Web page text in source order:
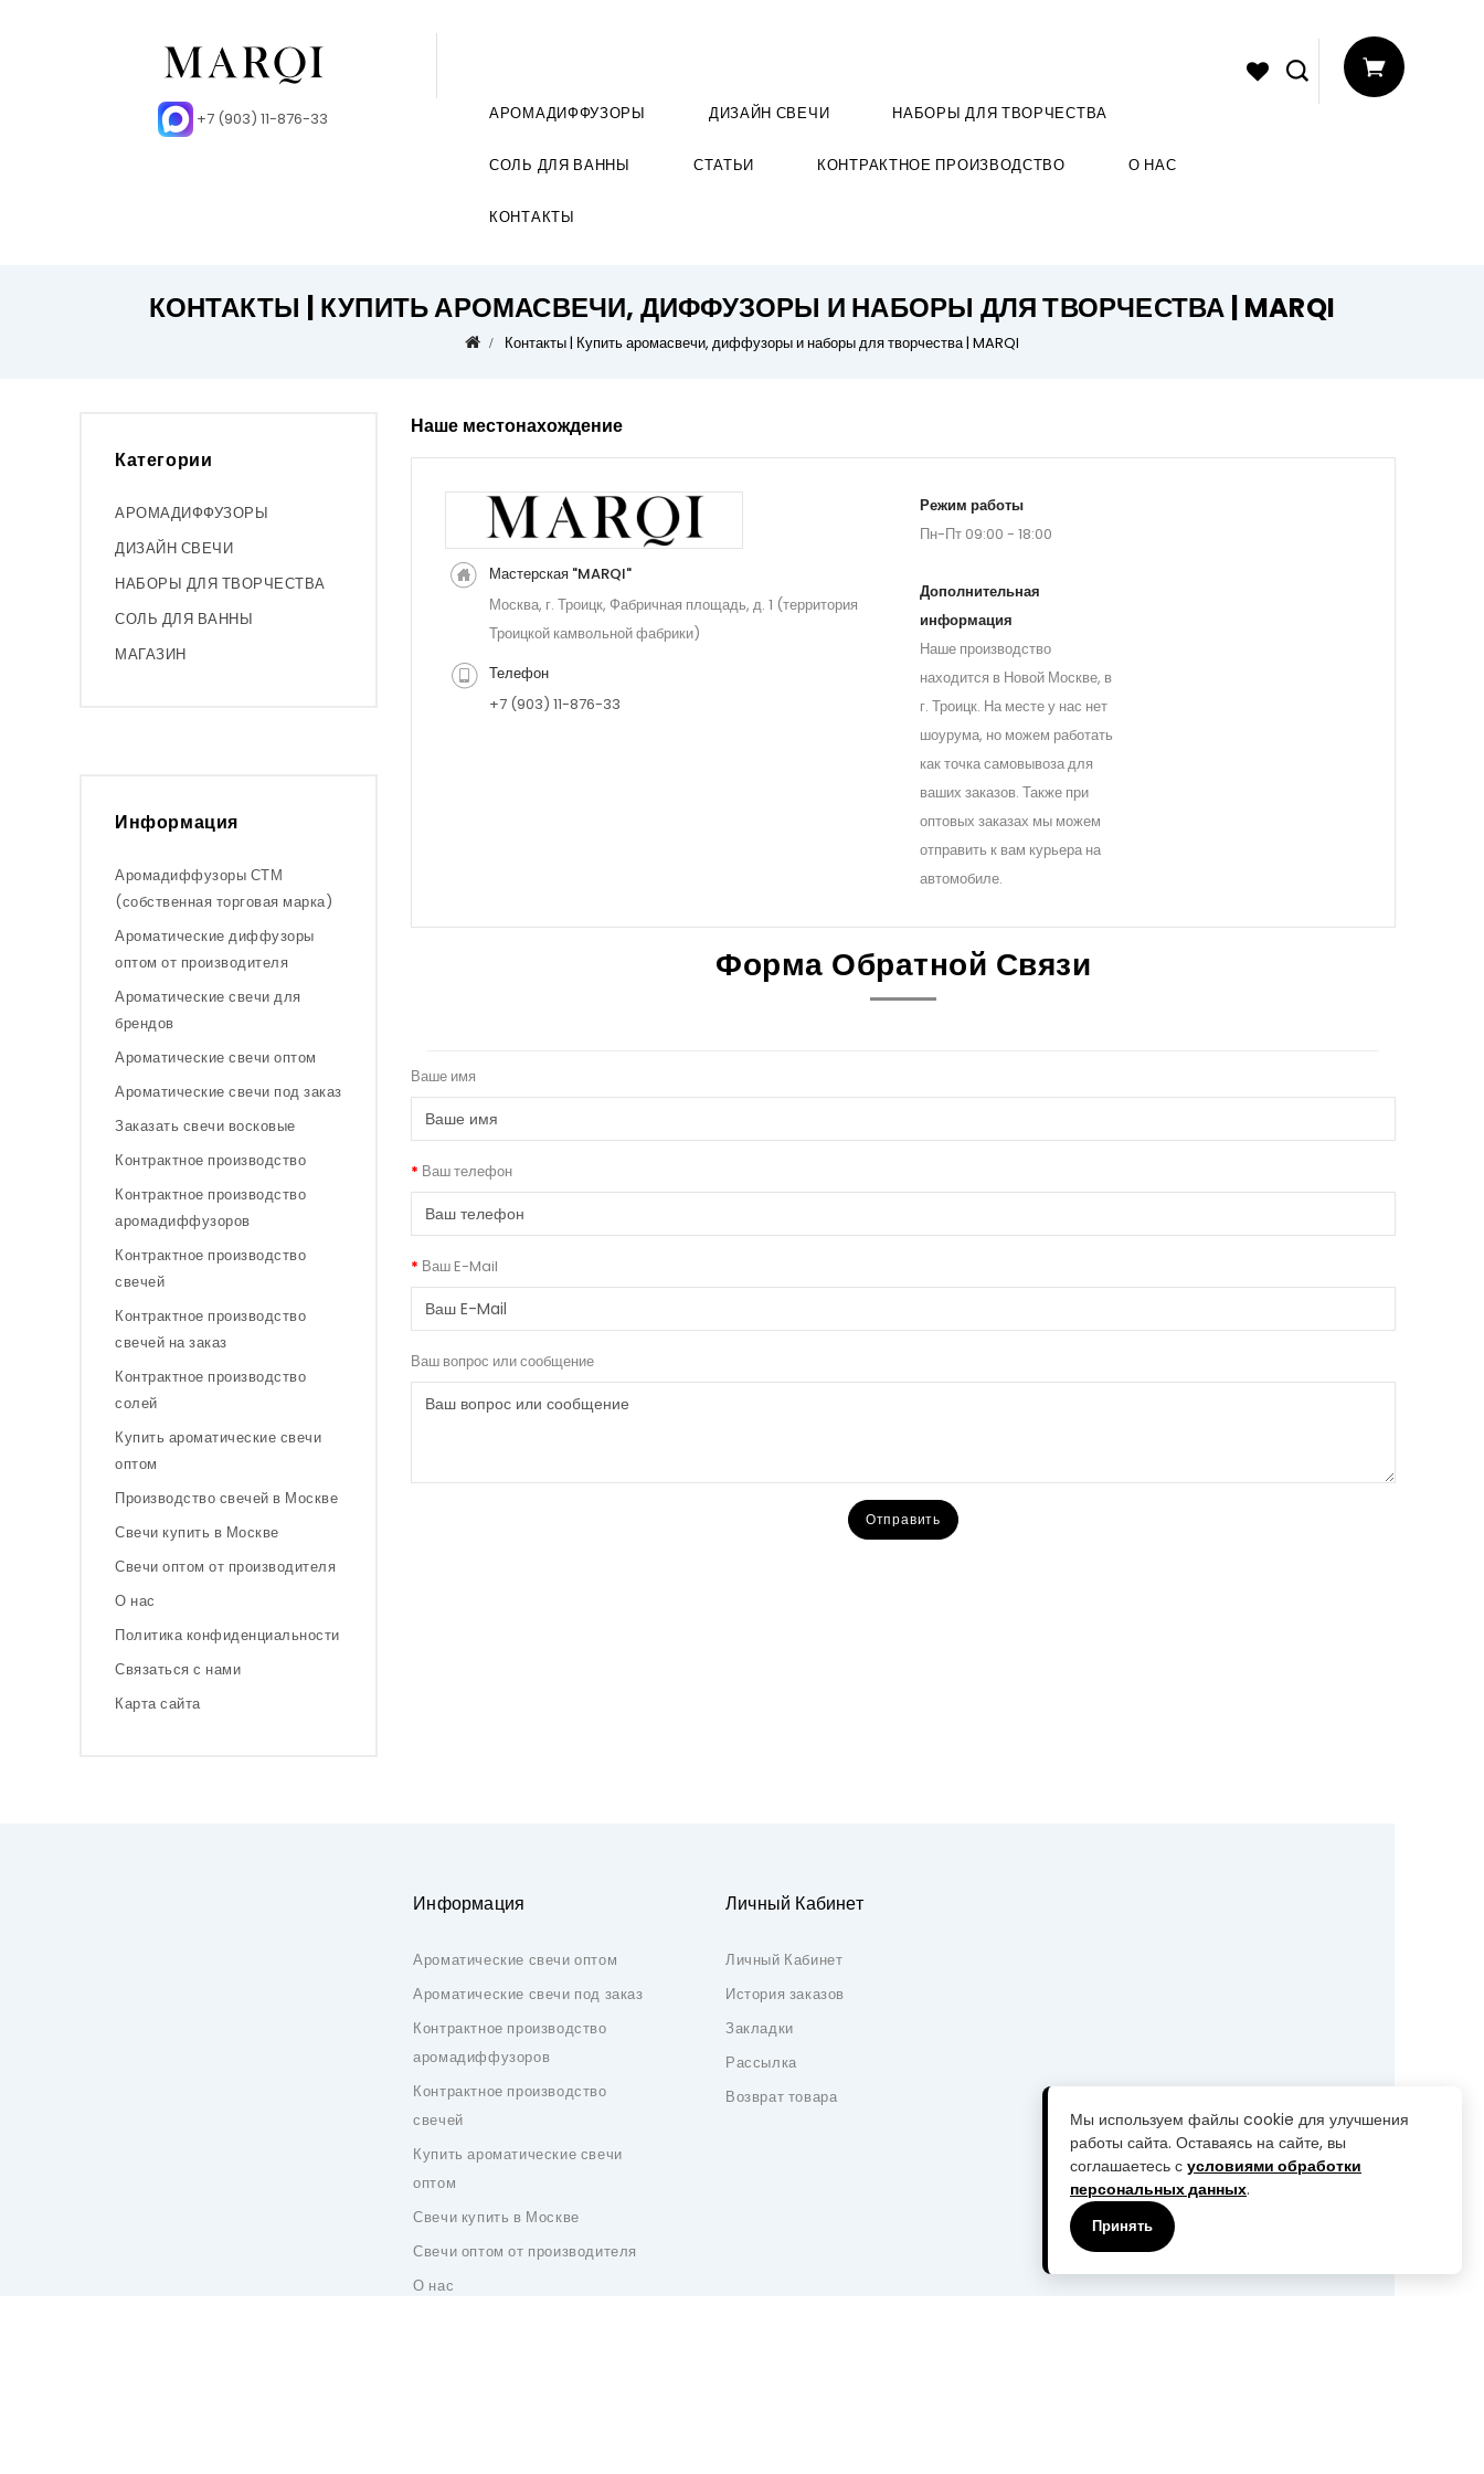
+7 (903) 11-876-33 АРОМАДИФФУЗОРЫ ДИЗАЙН СВЕЧИ НАБОРЫ ДЛЯ ТВОРЧЕСТВА
СОЛЬ ДЛЯ ВАННЫ СТАТЬИ КОНТРАКТНОЕ ПРОИЗВОДСТВО О НАС
КОНТАКТЫ
КОНТАКТЫ | КУПИТЬ АРОМАСВЕЧИ, ДИФФУЗОРЫ И НАБОРЫ ДЛЯ ТВОРЧЕСТВА | MARQI
Контакты | Купить аромасвечи, диффузоры и наборы для творчества | MARQI
Категории
АРОМАДИФФУЗОРЫ
ДИЗАЙН СВЕЧИ
НАБОРЫ ДЛЯ ТВОРЧЕСТВА
СОЛЬ ДЛЯ ВАННЫ
МАГАЗИН
Информация
Аромадиффузоры СТМ
(собственная торговая марка)
Ароматические диффузоры
оптом от производителя
Ароматические свечи для
брендов
Ароматические свечи оптом
Ароматические свечи под заказ
Заказать свечи восковые
Контрактное производство
Контрактное производство
аромадиффузоров
Контрактное производство
свечей
Контрактное производство
свечей на заказ
Контрактное производство
солей
Купить ароматические свечи
оптом
Производство свечей в Москве
Свечи купить в Москве
Свечи оптом от производителя
О нас
Политика конфиденциальности
Связаться с нами
Карта сайта
Наше местонахождение
Мастерская "MARQI"
Москва, г. Троицк, Фабричная площадь, д. 1 (территория
Троицкой камвольной фабрики)
Телефон
+7 (903) 11-876-33
Режим работы
Пн-Пт 09:00 - 18:00
Дополнительная
информация
Наше производство
находится в Новой Москве, в
г. Троицк. На месте у нас нет
шоурума, но можем работать
как точка самовывоза для
ваших заказов. Также при
оптовых заказах мы можем
отправить к вам курьера на
автомобиле.
Форма Обратной Связи
Ваше имя
Ваш телефон
Ваш E-Mail
Ваш вопрос или сообщение
Отправить
Информация
Ароматические свечи оптом
Ароматические свечи под заказ
Контрактное производство
аромадиффузоров
Контрактное производство
свечей
Купить ароматические свечи
оптом
Свечи купить в Москве
Свечи оптом от производителя
О нас
Личный Кабинет
Личный Кабинет
История заказов
Закладки
Рассылка
Возврат товара
Мы используем файлы cookie для улучшения
работы сайта. Оставаясь на сайте, вы
соглашаетесь с условиями обработки
персональных данных.
Принять